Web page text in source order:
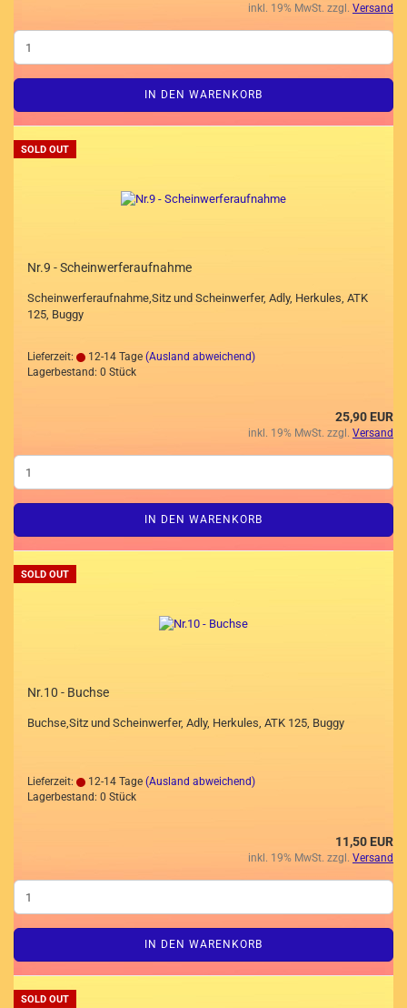
inkl. 19% MwSt. zzgl. Versand
IN DEN WARENKORB
SOLD OUT
Nr.9 - Scheinwerferaufnahme
Scheinwerferaufnahme,Sitz und Scheinwerfer, Adly, Herkules, ATK
125, Buggy
Lieferzeit: 12-14 Tage (Ausland abweichend)
Lagerbestand: 0 Stück
25,90 EUR
inkl. 19% MwSt. zzgl. Versand
IN DEN WARENKORB
SOLD OUT
Nr.10 - Buchse
Buchse,Sitz und Scheinwerfer, Adly, Herkules, ATK 125, Buggy
Lieferzeit: 12-14 Tage (Ausland abweichend)
Lagerbestand: 0 Stück
11,50 EUR
inkl. 19% MwSt. zzgl. Versand
IN DEN WARENKORB
SOLD OUT